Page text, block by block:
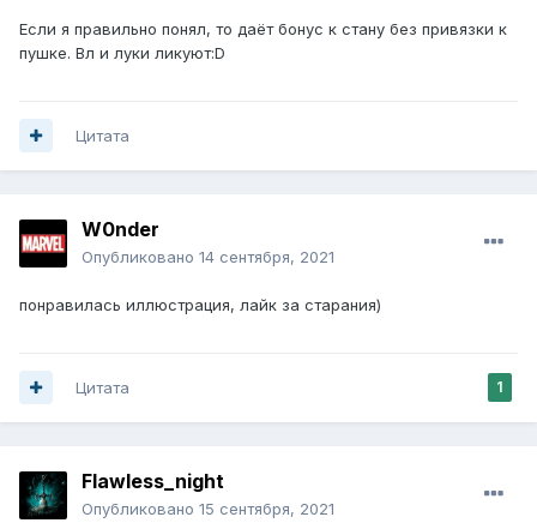
Если я правильно понял, то даёт бонус к стану без привязки к
пушке. Вл и луки ликуют:D
Цитата
W0nder
Опубликовано 14 сентября, 2021
понравилась иллюстрация, лайк за старания)
1
Цитата
Flawless_night
Опубликовано 15 сентября, 2021